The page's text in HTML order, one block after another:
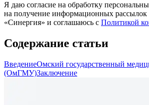
Я даю согласие на обработку
на получение информационных рассылок
«Синергия» и соглашаюсь c Политикой
Содержание статьи
ВведениеОмский государственный
(ОмГМУ)Заключение